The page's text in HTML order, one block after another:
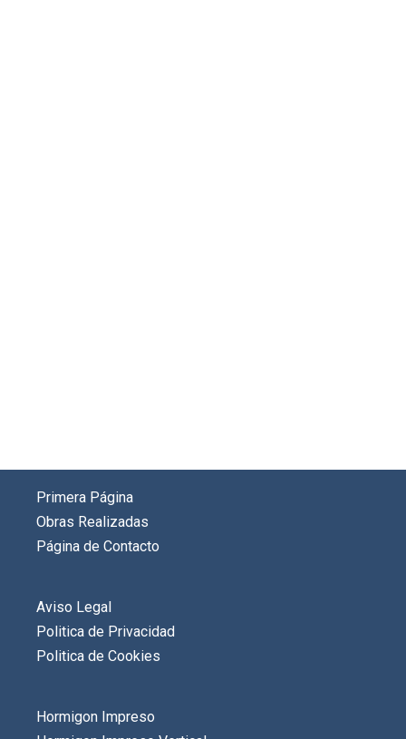
Primera Página
Obras Realizadas
Página de Contacto
Aviso Legal
Politica de Privacidad
Politica de Cookies
Hormigon Impreso